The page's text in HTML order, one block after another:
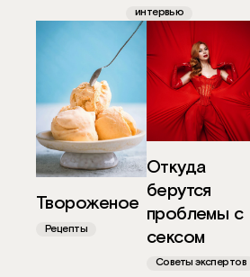
интервью
Твороженое
Рецепты
Откуда
берутся
проблемы с
сексом
Советы экспертов